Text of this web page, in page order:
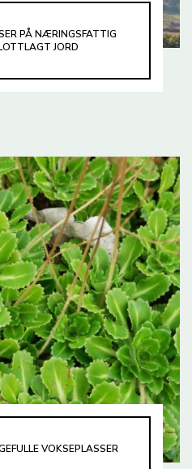
PÅ NÆRINGSFATTIG
JORD
VOKSEPLASSER